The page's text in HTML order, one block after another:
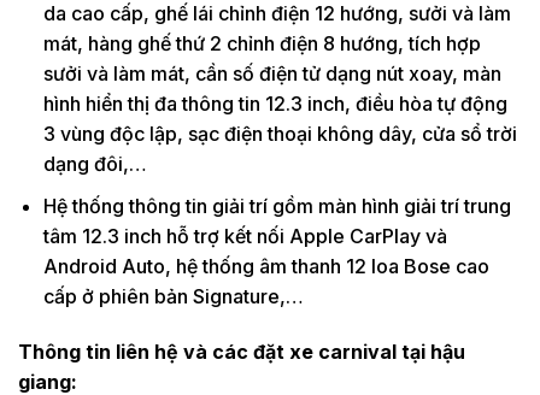
da cao cấp, ghế lái chỉnh điện 12 hướng, sưởi và làm
mát, hàng ghế thứ 2 chỉnh điện 8 hướng, tích hợp
sưởi và làm mát, cần số điện tử dạng nút xoay, màn
hình hiển thị đa thông tin 12.3 inch, điều hòa tự động
3 vùng độc lập, sạc điện thoại không dây, cửa sổ trời
dạng đôi,…
Hệ thống thông tin giải trí gồm màn hình giải trí trung
tâm 12.3 inch hỗ trợ kết nối Apple CarPlay và
Android Auto, hệ thống âm thanh 12 loa Bose cao
cấp ở phiên bản Signature,…
Thông tin liên hệ và các đặt xe carnival tại hậu
giang: